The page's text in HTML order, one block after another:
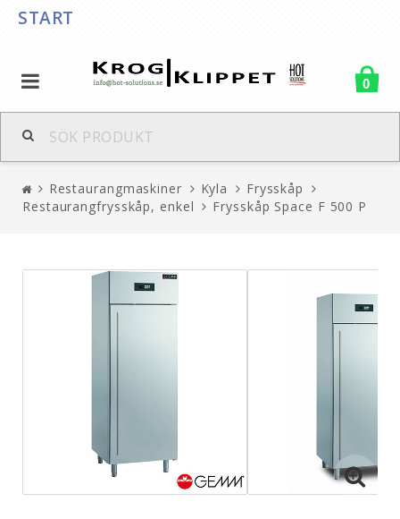
START
0
Restaurangmaskiner Kyla
Frysskåp
Restaurangfrysskåp, enkel
Frysskåp Space F 500 P